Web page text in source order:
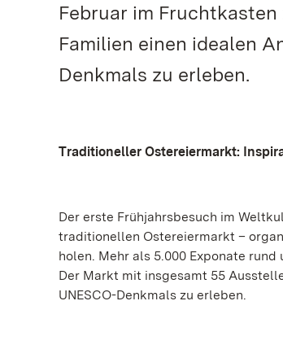
Februar im
Familien einen idealen
Denkmals zu erleben.
Traditioneller Ostereiermarkt:
Der erste Frühjahrsbesuch im
traditionellen Ostereiermarkt –
holen. Mehr als 5.000 Exponate
Der Markt mit insgesamt 55
UNESCO-Denkmals zu erleben.